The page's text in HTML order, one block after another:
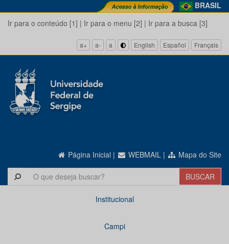
BRASIL
Ir para o conteúdo [1] | Ir para o menu [2] | Ir para a busca [3]
a+ a- a English Español Français
Página Inicial | WEBMAIL | Mapa do Site
Institucional
Campi